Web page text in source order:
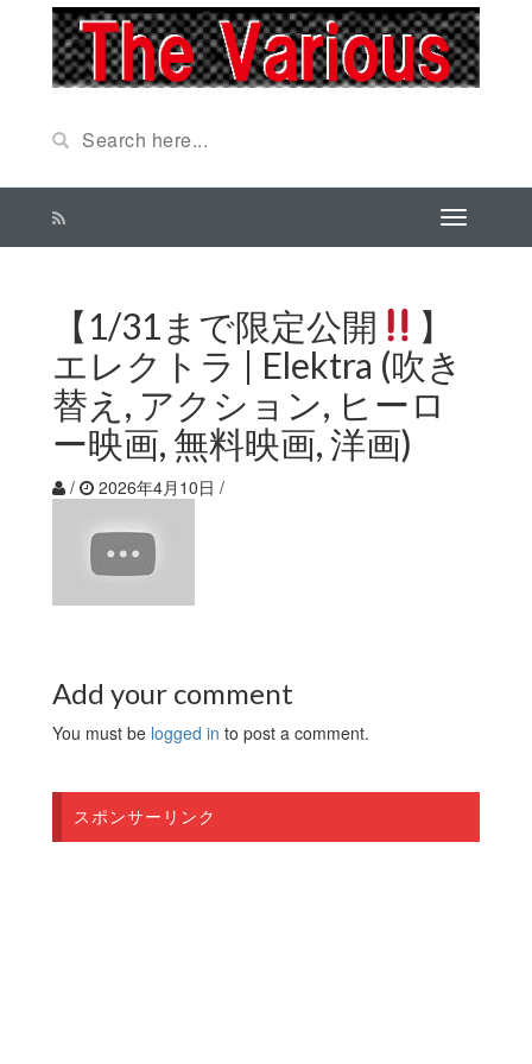
【1/31まで限定公開
】
エレクトラ | Elektra (吹き
替え, アクション, ヒーロ
ー映画, 無料映画, 洋画)
/ 2026年4月10日 /
Add your comment
You must be logged in to post a comment.
スポンサーリンク